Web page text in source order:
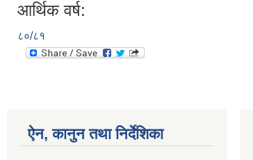
आर्थिक वर्ष:
८०/८१
ऐन, कानुन तथा निर्देशिका